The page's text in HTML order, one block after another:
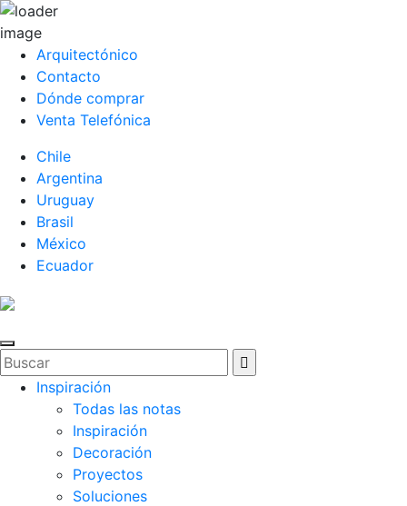
Arquitectónico
Contacto
Dónde comprar
Venta Telefónica
Chile
Argentina
Uruguay
Brasil
México
Ecuador
Inspiración
Todas las notas
Inspiración
Decoración
Proyectos
Soluciones